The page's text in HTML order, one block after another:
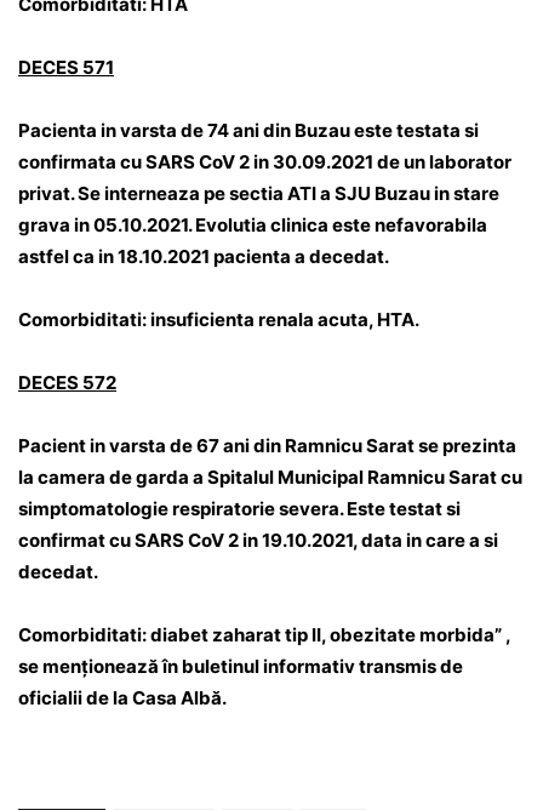
DECES 571
Pacienta in varsta de 74 ani din Buzau este testata si
confirmata cu SARS CoV 2 in 30.09.2021 de un laborator
privat. Se interneaza pe sectia ATI a SJU Buzau in stare
grava in 05.10.2021. Evolutia clinica este nefavorabila
astfel ca in 18.10.2021 pacienta a decedat.
Comorbiditati: insuficienta renala acuta, HTA.
DECES 572
Pacient in varsta de 67 ani din Ramnicu Sarat se prezinta
la camera de garda a Spitalul Municipal Ramnicu Sarat cu
simptomatologie respiratorie severa. Este testat si
confirmat cu SARS CoV 2 in 19.10.2021, data in care a si
decedat.
Comorbiditati: diabet zaharat tip II, obezitate morbida” ,
se menționează în buletinul informativ transmis de
oficialii de la Casa Albă.